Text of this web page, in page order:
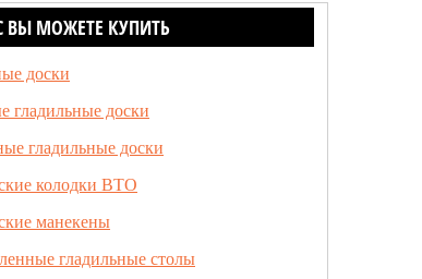
ВЫ МОЖЕТЕ КУПИТЬ
доски
гладильные доски
гладильные доски
колодки ВТО
манекены
гладильные столы